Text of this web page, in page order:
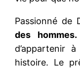
Passionné de
des hommes.
d’appartenir
histoire. Le